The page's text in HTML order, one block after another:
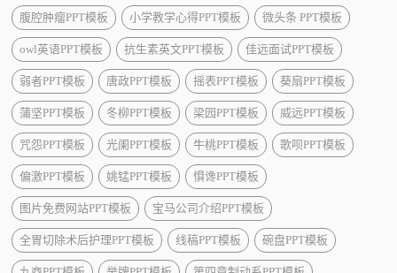
腹腔肿瘤PPT模板 小学教学心得PPT模板 微头条 PPT模板
owl英语PPT模板 抗生素英文PPT模板 佳远面试PPT模板
弱者PPT模板 唐政PPT模板 摇表PPT模板 葵扇PPT模板
蒲坚PPT模板 冬柳PPT模板 梁园PPT模板 威远PPT模板
咒怨PPT模板 光阑PPT模板 牛桃PPT模板 歌呗PPT模板
偏激PPT模板 姚锰PPT模板 惧谗PPT模板
图片免费网站PPT模板 宝马公司介绍PPT模板
全胃切除术后护理PPT模板 线稿PPT模板 碗盘PPT模板